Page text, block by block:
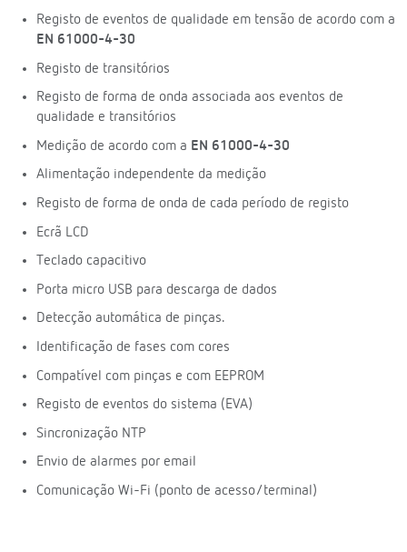
Registo de eventos de qualidade em tensão de acordo com a
EN 61000-4-30
Registo de transitórios
Registo de forma de onda associada aos eventos de
qualidade e transitórios
Medição de acordo com a EN 61000-4-30
Alimentação independente da medição
Registo de forma de onda de cada período de registo
Ecrã LCD
Teclado capacitivo
Porta micro USB para descarga de dados
Detecção automática de pinças.
Identificação de fases com cores
Compatível com pinças e com EEPROM
Registo de eventos do sistema (EVA)
Sincronização NTP
Envio de alarmes por email
Comunicação Wi-Fi (ponto de acesso/terminal)